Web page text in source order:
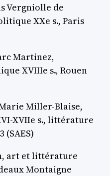
Vergniolle de
XXe s., Paris
Martinez,
XVIIIe s., Rouen
Miller-Blaise,
XVIIe s., littérature
art et littérature
Montaigne